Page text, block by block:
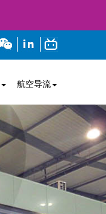
航空导流